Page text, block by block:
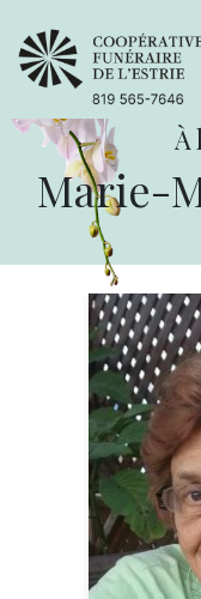
À
Marie-